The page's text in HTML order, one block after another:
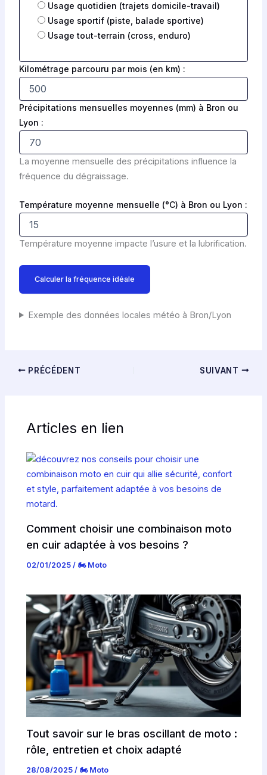
Usage quotidien (trajets domicile-travail)
Usage sportif (piste, balade sportive)
Usage tout-terrain (cross, enduro)
Kilométrage parcouru par mois (en km) :
Précipitations mensuelles moyennes (mm) à Bron ou
Lyon :
La moyenne mensuelle des précipitations influence la
fréquence du dégraissage.
Température moyenne mensuelle (°C) à Bron ou Lyon :
Température moyenne impacte l’usure et la lubrification.
Calculer la fréquence idéale
Exemple des données locales météo à Bron/Lyon
PRÉCÉDENT SUIVANT
Articles en lien
Comment choisir une combinaison moto
en cuir adaptée à vos besoins ?
02/01/2025/ 🏍️ Moto
Tout savoir sur le bras oscillant de moto :
rôle, entretien et choix adapté
28/08/2025/ 🏍️ Moto